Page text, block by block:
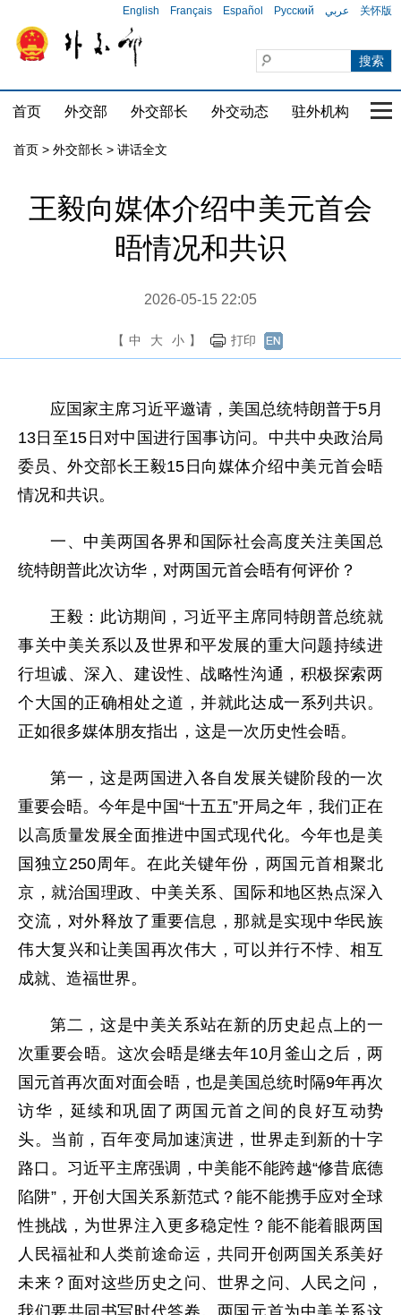
English Français Español Русский عربي 关怀版
首页 外交部 外交部长 外交动态 驻外机构 国
首页 > 外交部长 > 讲话全文
王毅向媒体介绍中美元首会
晤情况和共识
2026-05-15 22:05
【 中 大 小 】 打印
应国家主席习近平邀请，美国总统特朗普于5月
13日至15日对中国进行国事访问。中共中央政治局
委员、外交部长王毅15日向媒体介绍中美元首会晤
情况和共识。
一、中美两国各界和国际社会高度关注美国总
统特朗普此次访华，对两国元首会晤有何评价？
王毅：此访期间，习近平主席同特朗普总统就
事关中美关系以及世界和平发展的重大问题持续进
行坦诚、深入、建设性、战略性沟通，积极探索两
个大国的正确相处之道，并就此达成一系列共识。
正如很多媒体朋友指出，这是一次历史性会晤。
第一，这是两国进入各自发展关键阶段的一次
重要会晤。今年是中国“十五五”开局之年，我们正在
以高质量发展全面推进中国式现代化。今年也是美
国独立250周年。在此关键年份，两国元首相聚北
京，就治国理政、中美关系、国际和地区热点深入
交流，对外释放了重要信息，那就是实现中华民族
伟大复兴和让美国再次伟大，可以并行不悖、相互
成就、造福世界。
第二，这是中美关系站在新的历史起点上的一
次重要会晤。这次会晤是继去年10月釜山之后，两
国元首再次面对面会晤，也是美国总统时隔9年再次
访华，延续和巩固了两国元首之间的良好互动势
头。当前，百年变局加速演进，世界走到新的十字
路口。习近平主席强调，中美能不能跨越“修昔底德
陷阱”，开创大国关系新范式？能不能携手应对全球
性挑战，为世界注入更多稳定性？能不能着眼两国
人民福祉和人类前途命运，共同开创两国关系美好
未来？面对这些历史之问、世界之问、人民之问，
我们要共同书写时代答卷。两国元首为中美关系这